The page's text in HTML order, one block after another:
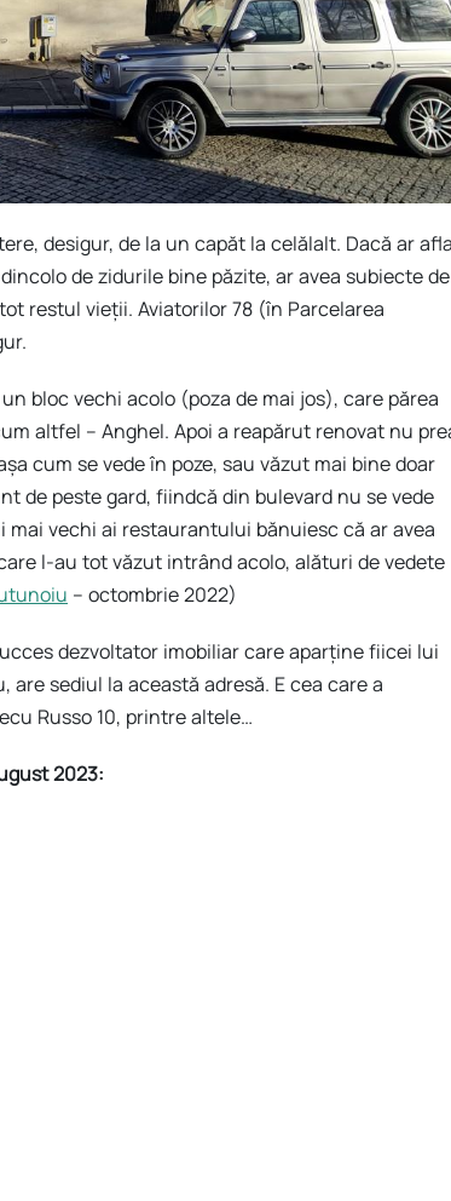
desigur, de la un capăt la celălalt. Dacă ar afla
de zidurile bine păzite, ar avea subiecte de
restul vieții. Aviatorilor 78 (în Parcelarea
bloc vechi acolo (poza de mai jos), care părea
altfel – Anghel. Apoi a reapărut renovat nu
cum se vede în poze, sau văzut mai bine doar
de peste gard, fiindcă din bulevard nu se vede
vechi ai restaurantului bănuiesc că ar avea
l-au tot văzut intrând acolo, alături de vedete
– octombrie 2022)
dezvoltator imobiliar care aparține fiicei lui
are sediul la această adresă. E cea care a
Russo 10, printre altele…
2023: